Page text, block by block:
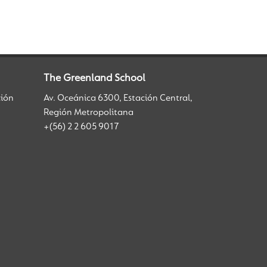
The Greenland School
Av. Oceánica 6300, Estación Central,
Región Metropolitana
+(56) 2 2 605 9017